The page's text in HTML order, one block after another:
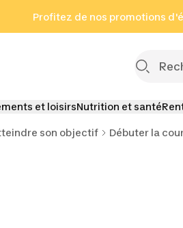
au pied de page
Profitez de nos promotions
et loisirsNutrition et santé
son objectif Débuter la